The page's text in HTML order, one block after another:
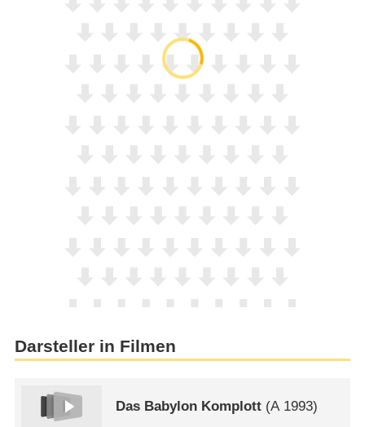
Darsteller in Filmen
Das Babylon Komplott (A1993)